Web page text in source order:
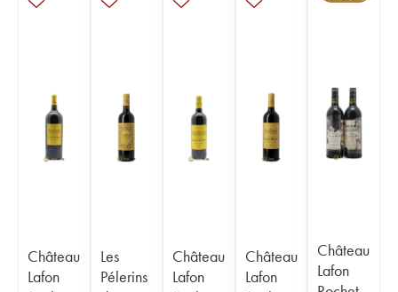
Château
Lafon
Les
Pélerins
Château
Lafon
Château
Lafon
Château
Lafon